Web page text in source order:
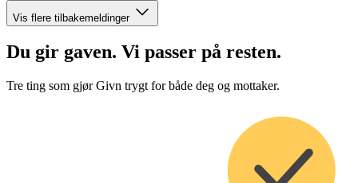
Vis flere tilbakemeldinger
Du gir gaven. Vi passer på resten.
Tre ting som gjør Givn trygt for både deg og mottaker.